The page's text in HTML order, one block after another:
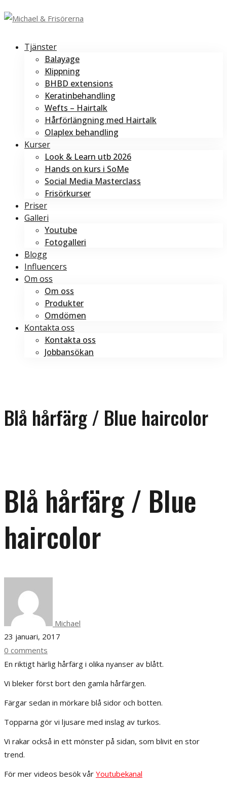
Tjänster
Balayage
Klippning
BHBD extensions
Keratinbehandling
Wefts – Hairtalk
Hårförlängning med Hairtalk
Olaplex behandling
Kurser
Look & Learn utb 2026
Hands on kurs i SoMe
Social Media Masterclass
Frisörkurser
Priser
Galleri
Youtube
Fotogalleri
Blogg
Influencers
Om oss
Om oss
Produkter
Omdömen
Kontakta oss
Kontakta oss
Jobbansökan
Blå hårfärg / Blue haircolor
Blå hårfärg / Blue
haircolor
Michael
23 januari, 2017
0 comments
En riktigt härlig hårfärg i olika nyanser av blått.
Vi bleker först bort den gamla hårfärgen.
Färgar sedan in mörkare blå sidor och botten.
Topparna gör vi ljusare med inslag av turkos.
Vi rakar också in ett mönster på sidan, som blivit en stor
trend.
För mer videos besök vår Youtubekanal